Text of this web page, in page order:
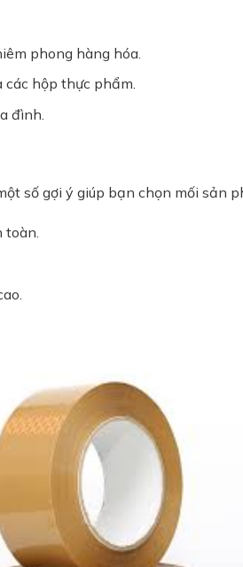
phong hàng hóa.
hộp thực phẩm.
đình.
số gợi ý giúp bạn chọn mối sản
toàn.